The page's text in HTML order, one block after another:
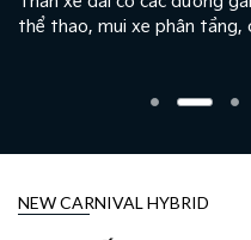
thể thao, mui xe phân tầng,
NEW CARNIVAL HYBRID